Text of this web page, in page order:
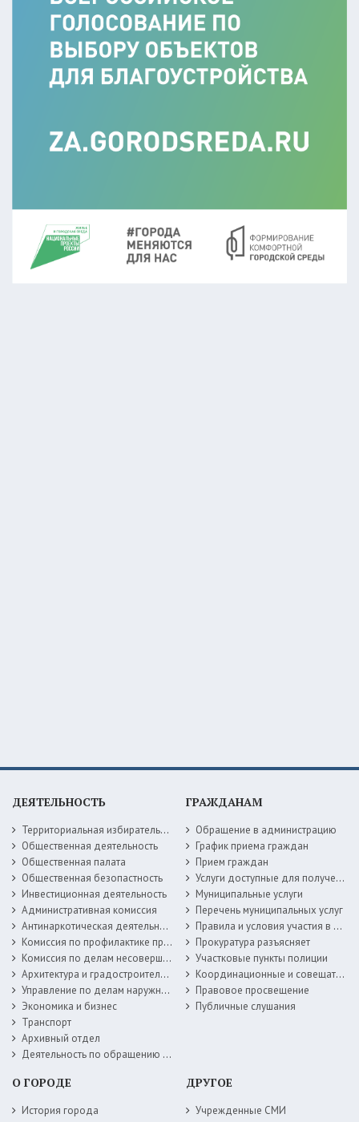
ДЕЯТЕЛЬНОСТЬ
Территориальная избирательная комиссия
Общественная деятельность
Общественная палата
Общественная безопастность
Инвестиционная деятельность
Административная комиссия
Антинаркотическая деятельность
Комиссия по профилактике правонарушений
Комиссия по делам несовершеннолетних
Архитектура и градостроительство
Управление по делам наружной рекламы
Экономика и бизнес
Транспорт
Архивный отдел
Деятельность по обращению с животными без владельцев
ГРАЖДАНАМ
Обращение в администрацию
График приема граждан
Прием граждан
Услуги доступные для получения в электронной форме
Муниципальные услуги
Перечень муниципальных услуг
Правила и условия участия в жилищных программах
Прокуратура разъясняет
Участковые пункты полиции
Координационные и совещательные органы
Правовое просвещение
Публичные слушания
О ГОРОДЕ
История города
ДРУГОЕ
Учрежденные СМИ